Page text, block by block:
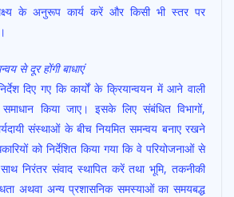
लक्ष्य के अनुरूप कार्य करें और किसी भी स्तर पर
से दूर होंगी बाधाएं
दिए गए कि कार्यों के क्रियान्वयन में आने वाली
किया जाए। इसके लिए संबंधित विभागों,
संस्थाओं के बीच नियमित समन्वय बनाए रखने
को निर्देशित किया गया कि वे परियोजनाओं से
निरंतर संवाद स्थापित करें तथा भूमि, तकनीकी
अथवा अन्य प्रशासनिक समस्याओं का समयबद्ध